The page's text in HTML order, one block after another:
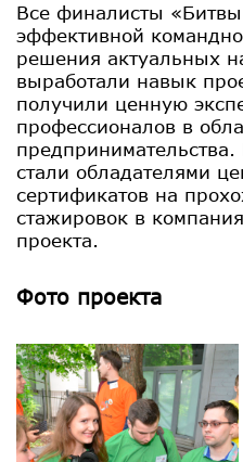
Все финалисты
эффективной
решения актуальных
выработали навык
получили ценную
профессионалов в
стали обладателями
сертификатов на
стажировок в
проекта.
Фото проекта